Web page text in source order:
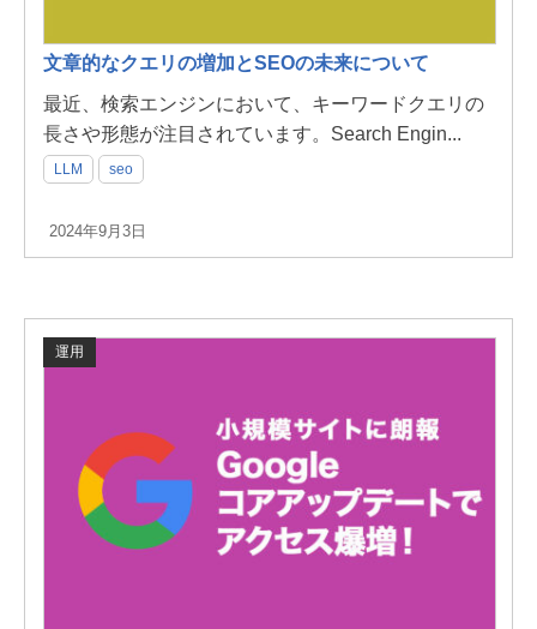
文章的なクエリの増加とSEOの未来について
最近、検索エンジンにおいて、キーワードクエリの
長さや形態が注目されています。Search Engin...
LLM seo
2024年9月3日
運用